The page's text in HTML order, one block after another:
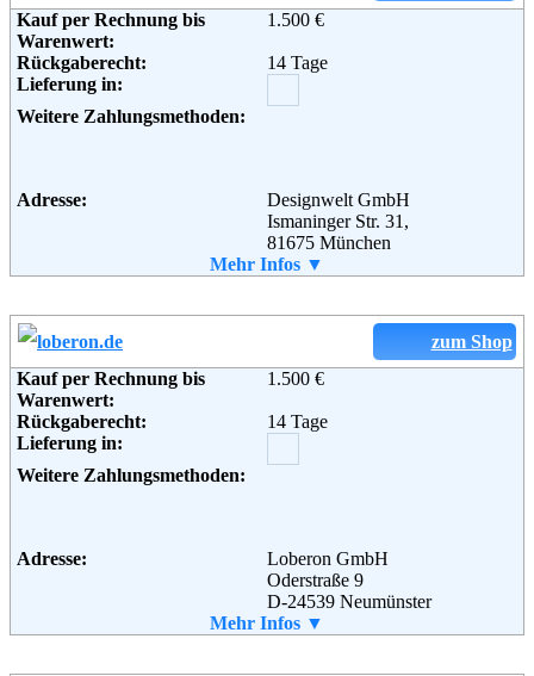
Weiterführende
Informationen:
AGB
Kauf per Rechnung bis
Warenwert:
1.500 €
Rückgaberecht:
14 Tage
Lieferung in:
Weitere Zahlungsmethoden:
Adresse:
Designwelt GmbH
Ismaninger Str. 31,
81675 München
+49 (0) 89 1222 8060
Soziale Kanäle:
Weiterführende
Informationen:
Mehr Infos ▼
zum Shop
Kauf per Rechnung bis
Warenwert:
1.500 €
Rückgaberecht:
14 Tage
Lieferung in:
Weitere Zahlungsmethoden:
Adresse:
Loberon GmbH
Oderstraße 9
D-24539 Neumünster
+49 (0) 4321 - 85 33 66 33
Mehr Infos ▼